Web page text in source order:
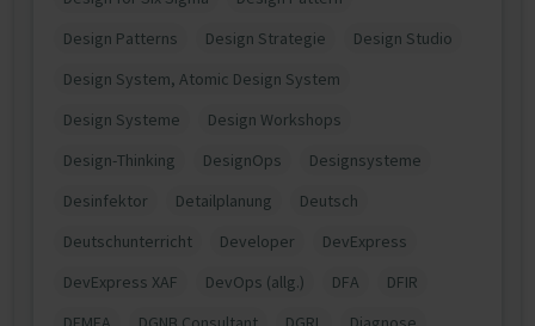
Design Patterns
Design Strategie
Design Studio
Design System, Atomic Design System
Design Systeme
Design Workshops
Design-Thinking
DesignOps
Designsysteme
Desinfektor
Detailplanung
Deutsch
Deutschunterricht
Developer
DevExpress
DevExpress XAF
DevOps (allg.) DFA
DFIR